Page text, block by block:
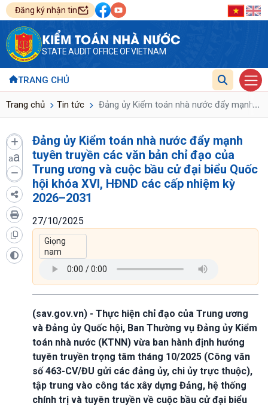
Đăng ký nhận tin
KIỂM TOÁN NHÀ NƯỚC
STATE AUDIT OFFICE OF VIETNAM
TRANG CHỦ
Trang chủ Tin tức Đảng ủy Kiểm toán nhà nước đẩy mạnh...
aa
Đảng ủy Kiểm toán nhà nước đẩy mạnh
tuyên truyền các văn bản chỉ đạo của
Trung ương và cuộc bầu cử đại biểu Quốc
hội khóa XVI, HĐND các cấp nhiệm kỳ
2026–2031
27/10/2025
(sav.gov.vn) - Thực hiện chỉ đạo của Trung ương
và Đảng ủy Quốc hội, Ban Thường vụ Đảng ủy Kiểm
toán nhà nước (KTNN) vừa ban hành định hướng
tuyên truyền trọng tâm tháng 10/2025 (Công văn
số 463-CV/ĐU gửi các đảng ủy, chi ủy trực thuộc),
tập trung vào công tác xây dựng Đảng, hệ thống
chính trị và tuyên truyền về cuộc bầu cử đại biểu